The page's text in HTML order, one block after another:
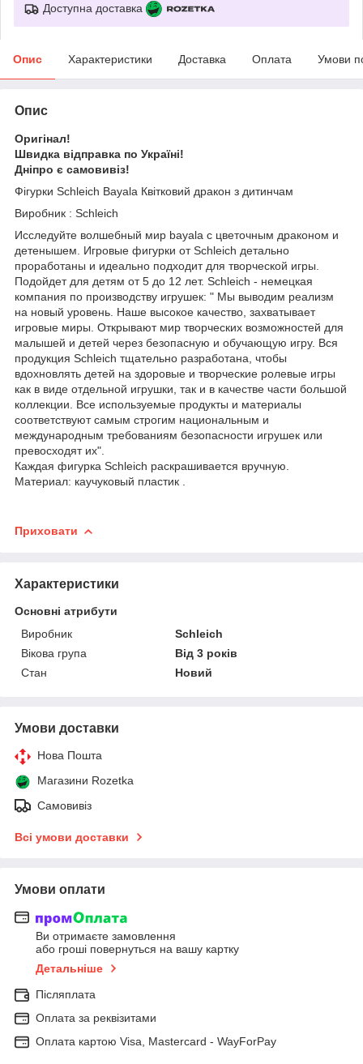
Доступна доставка
Опис Характеристики Доставка Оплата Умови
Опис
Оригінал!
Швидка відправка по Україні!
Дніпро є самовивіз!
Фігурки Schleich Bayala Квітковий дракон з дитинчам
Виробник : Schleich
Исследуйте волшебный мир bayala с цветочным драконом и
детенышем. Игровые фигурки от Schleich детально
проработаны и идеально подходит для творческой игры.
Подойдет для детям от 5 до 12 лет. Schleich - немецкая
компания по производству игрушек: " Мы выводим реализм
на новый уровень. Наше высокое качество, захватывает
игровые миры. Открывают мир творческих возможностей для
малышей и детей через безопасную и обучающую игру. Вся
продукция Schleich тщательно разработана, чтобы
вдохновлять детей на здоровые и творческие ролевые игры
как в виде отдельной игрушки, так и в качестве части большой
коллекции. Все используемые продукты и материалы
соответствуют самым строгим национальным и
международным требованиям безопасности игрушек или
превосходят их".
Каждая фигурка Schleich раскрашивается вручную.
Материал: каучуковый пластик .
Приховати
Характеристики
Основні атрибути
Виробник
Schleich
Вікова група
Від 3 років
Стан
Новий
Умови доставки
Нова Пошта
Магазини Rozetka
Самовивіз
Всі умови доставки
Умови оплати
Ви отримаєте замовлення
або гроші повернуться на вашу картку
Детальніше
Післяплата
Оплата за реквізитами
Оплата картою Visa, Mastercard - WayForPay